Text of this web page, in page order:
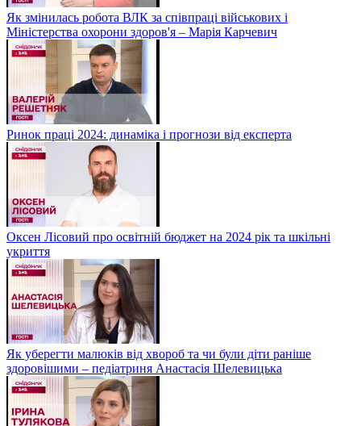
Як змінилась робота ВЛК за співпраці військових і
Міністерства охорони здоров'я – Марія Карчевич
Ринок праці 2024: динаміка і прогнози від експерта
Оксен Лісовий про освітній бюджет на 2024 рік та шкільні
укриття
Як уберегти малюків від хвороб та чи були діти раніше
здоровішими – педіатриня Анастасія Шелевицька